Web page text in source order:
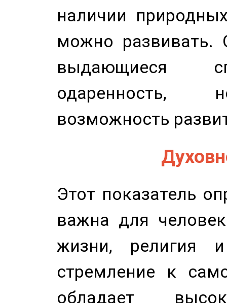
наличии
можно развивать.
выдающиеся
одаренность,
возможность
Этот показатель
важна для
жизни, религия
стремление к
обладает